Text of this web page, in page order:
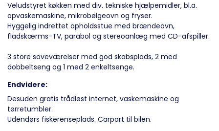
Veludstyret køkken med div. tekniske hjælpemidler, bl.a.
opvaskemaskine, mikrobølgeovn og fryser.
Hyggelig indrettet opholdsstue med brændeovn,
fladskærms-TV, parabol og stereoanlæg med CD-afspiller.
3 store soveværelser med god skabsplads, 2 med
dobbeltseng og 1 med 2 enkeltsenge.
Endvidere:
Desuden gratis trådløst internet, vaskemaskine og
tørretumbler.
Udendørs fiskerenseplads. Carport til bilen.